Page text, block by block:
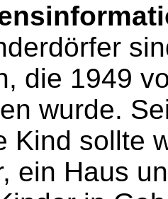
die 1949
wurde.
Kind sollte
ein Haus